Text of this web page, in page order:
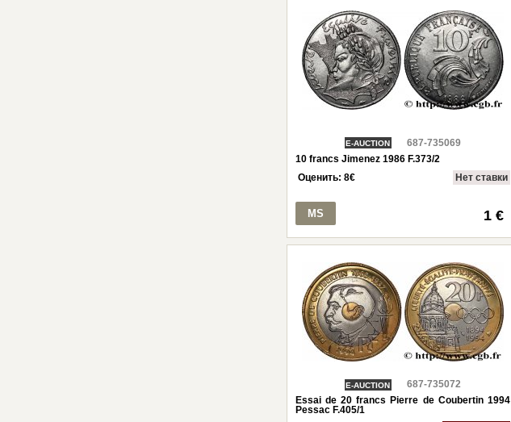
E-AUCTION
687-735069
10 francs Jimenez 1986 F.373/2
Оценить:8€ Нет ставки
MS 1 €
E-AUCTION
687-735072
Essai de 20 francs Pierre de Coubertin 1994
Pessac F.405/1